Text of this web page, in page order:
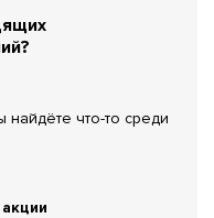
что-то среди